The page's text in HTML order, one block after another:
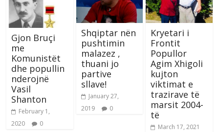
Gjon Bruçi
me
Komunistët
dhe popullin
nderojnë
Vasil
Shanton
February 1,
2020
0
Shqiptar nën
pushtimin
malazez ,
thuani jo
partive
sllave!
January 27,
2019
0
Kryetari i
Frontit
Popullor
Agim Xhigoli
kujton
viktimat e
trazirave të
marsit 2004-
të
March 17, 2021